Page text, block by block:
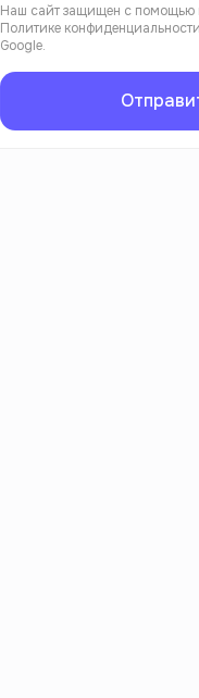
Наш сайт защищен с помощью
Политике конфиденциальности
Google.